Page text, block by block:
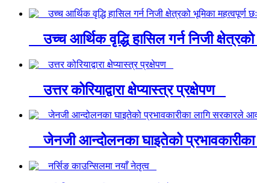
उच्च आर्थिक वृद्धि हासिल गर्न निजी
उत्तर कोरियाद्वारा क्षेप्यास्त्र प्रक्षेपण
जेनजी आन्दोलनका घाइतेको